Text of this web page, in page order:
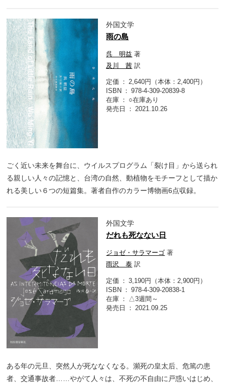
外国文学
雨の島
呉 明益 著
及川 茜 訳
定価
2,640円（本体：2,400円）
ISBN
978-4-309-20839-8
在庫
○在庫あり
発売日
2021.10.26
ごく近い未来を舞台に、ウイルスプログラム「裂け目」から送られ
る親しい人々の記憶と、台湾の自然、動植物をモチーフとして描か
れる美しい６つの短篇集。著者自作のカラー博物画6点収録。
外国文学
だれも死なない日
ジョゼ・サラマーゴ 著
雨沢 泰 訳
定価
3,190円（本体：2,900円）
ISBN
978-4-309-20838-1
在庫
△3週間～
発売日
2021.09.25
ある年の元旦、突然人が死ななくなる。瀕死の皇太后、危篤の患
者、交通事故者……やがて人々は、不死の不自由に戸惑いはじめ、